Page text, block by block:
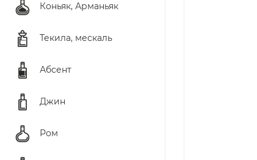
Коньяк, Арманьяк
Текила, мескаль
Абсент
Джин
Ром